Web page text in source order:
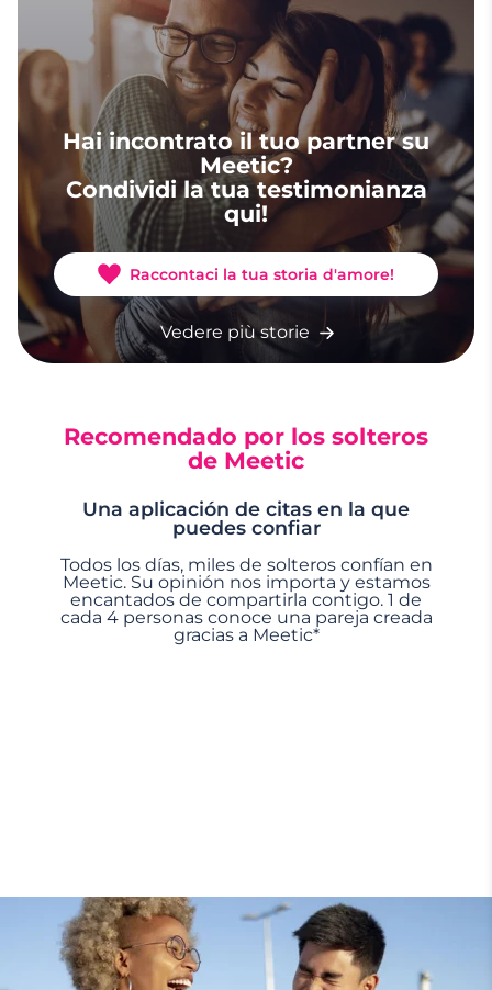
Hai incontrato il tuo partner su
Meetic?
Condividi la tua testimonianza
qui!
Raccontaci la tua storia d'amore!
Vedere più storie
Recomendado por los solteros
de Meetic
Una aplicación de citas en la que
puedes confiar
Todos los días, miles de solteros confían en
Meetic. Su opinión nos importa y estamos
encantados de compartirla contigo. 1 de
cada 4 personas conoce una pareja creada
gracias a Meetic*